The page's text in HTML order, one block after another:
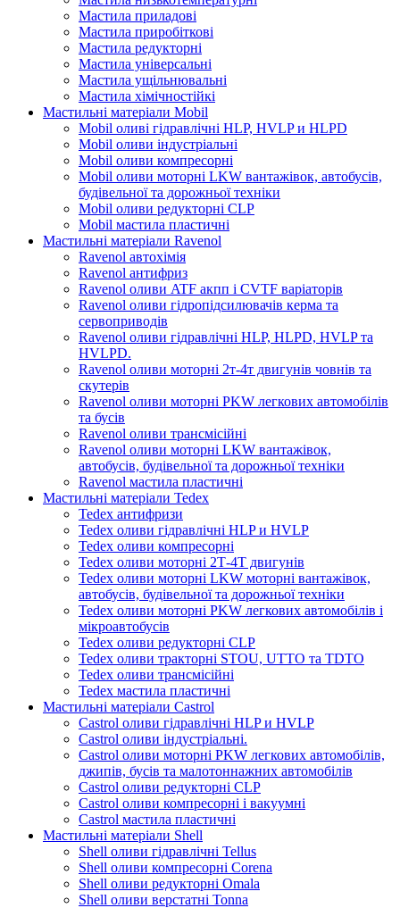
Мастила приладові
Мастила приробіткові
Мастила редукторні
Мастила універсальні
Мастила ущільнювальні
Мастила хімічностійкі
Мастильні матеріали Mobil
Mobil оливі гідравлічні HLP, HVLP и HLPD
Mobil оливи індустріальні
Mobil оливи компресорні
Mobil оливи моторні LKW вантажівок, автобусів,
будівельної та дорожньої техніки
Mobil оливи редукторні CLP
Mobil мастила пластичні
Мастильні матеріали Ravenol
Ravenol автохімія
Ravenol антифриз
Ravenol оливи ATF акпп і CVTF варіаторів
Ravenol оливи гідропідсилювачів керма та
сервоприводів
Ravenol оливи гідравлічні HLP, HLPD, HVLP та
HVLPD.
Ravenol оливи моторні 2т-4т двигунів човнів та
скутерів
Ravenol оливи моторні PKW легкових автомобілів
та бусів
Ravenol оливи трансмісійні
Ravenol оливи моторні LKW вантажівок,
автобусів, будівельної та дорожньої техніки
Ravenol мастила пластичні
Мастильні матеріали Tedex
Tedex антифризи
Tedex оливи гідравлічні HLP и HVLP
Tedex оливи компресорні
Tedex оливи моторні 2Т-4Т двигунів
Tedex оливи моторні LKW моторні вантажівок,
автобусів, будівельної та дорожньої техніки
Tedex оливи моторні PKW легкових автомобілів і
мікроавтобусів
Tedex оливи редукторні CLP
Tedex оливи тракторні STOU, UTTO та TDTO
Tedex оливи трансмісійні
Tedex мастила пластичні
Мастильні матеріали Castrol
Castrol оливи гідравлічні HLP и HVLP
Castrol оливи індустріальні.
Castrol оливи моторні PKW легкових автомобілів,
джипів, бусів та малотоннажних автомобілів
Castrol оливи редукторні CLP
Castrol оливи компресорні і вакуумні
Castrol мастила пластичні
Мастильні матеріали Shell
Shell оливи гідравлічні Tellus
Shell оливи компресорні Corena
Shell оливи редукторні Omala
Shell оливи верстатні Tonna